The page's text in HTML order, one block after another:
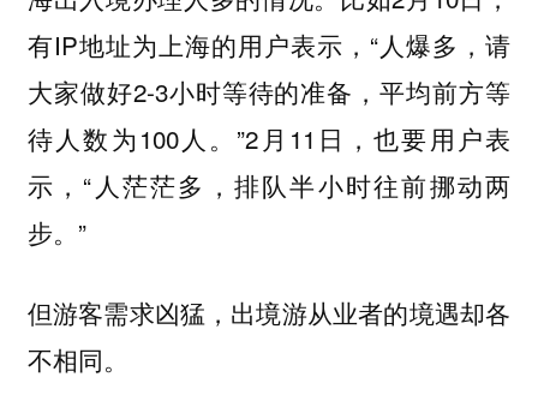
有IP地址为上海的用户表示，“人爆多，请
大家做好2-3小时等待的准备，平均前方等
待人数为100人。”2月11日，也要用户表
示，“人茫茫多，排队半小时往前挪动两
步。”
但游客需求凶猛，出境游从业者的境遇却各
不相同。